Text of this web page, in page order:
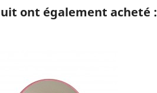
ont également acheté :